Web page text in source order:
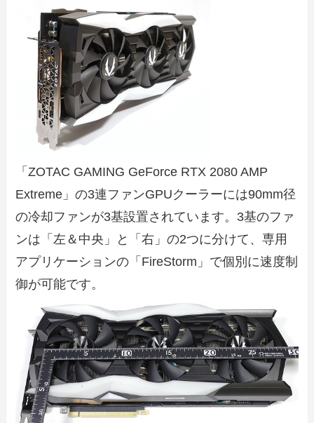
「ZOTAC GAMING GeForce RTX 2080 AMP
Extreme」の3連ファンGPUクーラーには90mm径
の冷却ファンが3基設置されています。3基のファ
ンは「左＆中央」と「右」の2つに分けて、専用
アプリケーションの「FireStorm」で個別に速度制
御が可能です。